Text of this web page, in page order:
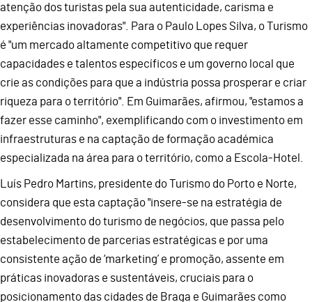
atenção dos turistas pela sua autenticidade, carisma e
experiências inovadoras". Para o Paulo Lopes Silva, o Turismo
é "um mercado altamente competitivo que requer
capacidades e talentos específicos e um governo local que
crie as condições para que a indústria possa prosperar e criar
riqueza para o território". Em Guimarães, afirmou, "estamos a
fazer esse caminho", exemplificando com o investimento em
infraestruturas e na captação de formação académica
especializada na área para o território, como a Escola-Hotel.
Luís Pedro Martins, presidente do Turismo do Porto e Norte,
considera que esta captação "insere-se na estratégia de
desenvolvimento do turismo de negócios, que passa pelo
estabelecimento de parcerias estratégicas e por uma
consistente ação de ‘marketing’ e promoção, assente em
práticas inovadoras e sustentáveis, cruciais para o
posicionamento das cidades de Braga e Guimarães como